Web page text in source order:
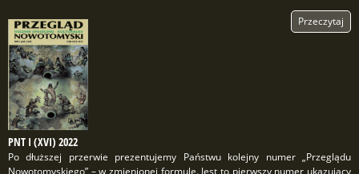
Przeczytaj
PNT I (XVI) 2022
Po dłuższej przerwie prezentujemy Państwu kolejny numer „Przeglądu
Nowotomyskiego” – w zmienionej formule. Jest to pierwszy numer ukazujący